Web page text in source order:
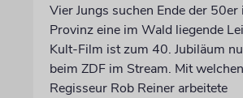
Vier Jungs suchen Ende der
Provinz eine im Wald liegende
Kult-Film ist zum 40. Jubiläum
beim ZDF im Stream. Mit
Regisseur Rob Reiner arbeitete